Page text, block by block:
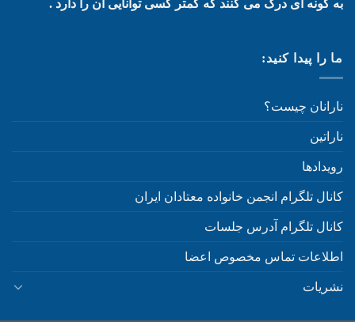
به گونه ای درک می کنند که کمتر کسی توانایی آن را دارد .
ما را پیدا کنید:
نارانان چیست؟
ناراتین
رویدادها
کانال تلگرام انجمن خانواده معتادان ایران
کانال تلگرام آدرس جلسات
اطلاعات تماس مخصوص اعضا
نشریات